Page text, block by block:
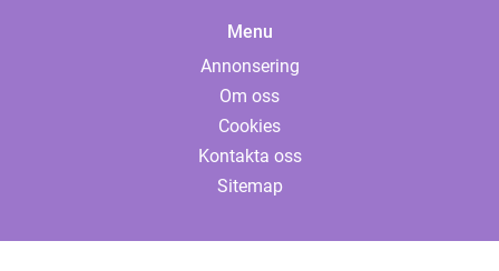
Menu
Annonsering
Om oss
Cookies
Kontakta oss
Sitemap